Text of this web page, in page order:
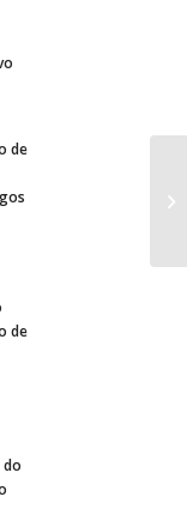
de
de
do